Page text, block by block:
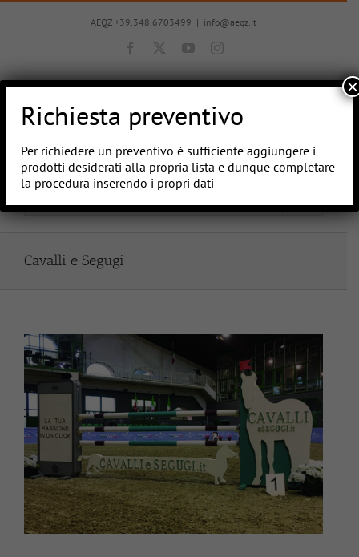
Salta
AEQZ +39.348.6703499 | info@aeqz.it
Facebook YouTubeInstagram
Vai a...
Cavalli e Segugi
Richiesta preventivo
Per richiedere un preventivo è sufficiente aggiungere i
prodotti desiderati alla propria lista e dunque completare
la procedura inserendo i propri dati
×